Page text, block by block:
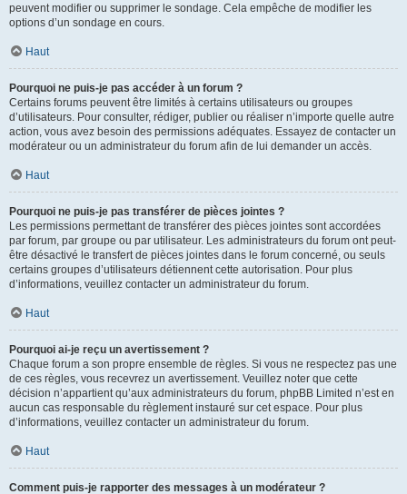
peuvent modifier ou supprimer le sondage. Cela empêche de modifier les
options d’un sondage en cours.
Haut
Pourquoi ne puis-je pas accéder à un forum ?
Certains forums peuvent être limités à certains utilisateurs ou groupes
d’utilisateurs. Pour consulter, rédiger, publier ou réaliser n’importe quelle autre
action, vous avez besoin des permissions adéquates. Essayez de contacter un
modérateur ou un administrateur du forum afin de lui demander un accès.
Haut
Pourquoi ne puis-je pas transférer de pièces jointes ?
Les permissions permettant de transférer des pièces jointes sont accordées
par forum, par groupe ou par utilisateur. Les administrateurs du forum ont peut-
être désactivé le transfert de pièces jointes dans le forum concerné, ou seuls
certains groupes d’utilisateurs détiennent cette autorisation. Pour plus
d’informations, veuillez contacter un administrateur du forum.
Haut
Pourquoi ai-je reçu un avertissement ?
Chaque forum a son propre ensemble de règles. Si vous ne respectez pas une
de ces règles, vous recevrez un avertissement. Veuillez noter que cette
décision n’appartient qu’aux administrateurs du forum, phpBB Limited n’est en
aucun cas responsable du règlement instauré sur cet espace. Pour plus
d’informations, veuillez contacter un administrateur du forum.
Haut
Comment puis-je rapporter des messages à un modérateur ?